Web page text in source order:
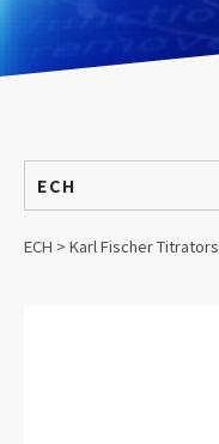
ECH
ECH > Karl Fischer Titrators